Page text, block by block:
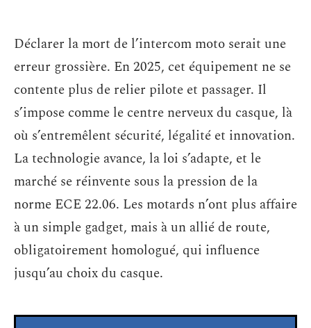
Déclarer la mort de l’intercom moto serait une
erreur grossière. En 2025, cet équipement ne se
contente plus de relier pilote et passager. Il
s’impose comme le centre nerveux du casque, là
où s’entremêlent sécurité, légalité et innovation.
La technologie avance, la loi s’adapte, et le
marché se réinvente sous la pression de la
norme ECE 22.06. Les motards n’ont plus affaire
à un simple gadget, mais à un allié de route,
obligatoirement homologué, qui influence
jusqu’au choix du casque.